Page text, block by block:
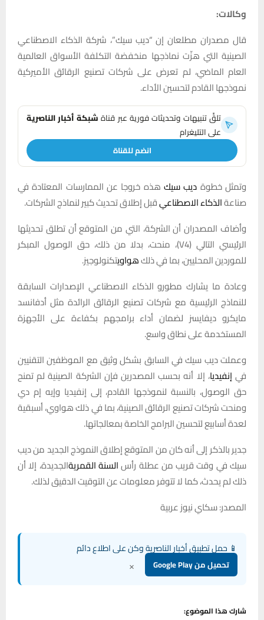
وكالات:
قال مصدران مطلعان إن “ديب سيك”، شركة الذكاء الاصطناعي
الصينية التي هزّت نماذجها ⁠منخفضة التكلفة الأسواق العالمية
العام الماضي، لم تعرض على شركات تصنيع الرقائق الأميركية
نموذجها القادم لتحسين الأداء.
تلقَّ تنبيهات وتحديثات فورية عبر قناةشبكة أخبار الناصرية
على التليغرام
انضم للقناة
وتمثل خطوة ديب سيك هذه خروجا عن الممارسات المعتادة في
صناعةالذكاء الاصطناعيقبل إطلاق تحديث كبير لنماذج الشركات.
وأضاف ‌المصدران أن الشركة، التي من المتوقع أن تطلق تحديثها
الرئيسي التالي (V4)، منحت، ‌بدلا من ذلك، حق الوصول المبكر
للموردين المحليين، بما في ذلكهواويتكنولوجيز.
وعادة ما يشارك مطورو الذكاء الاصطناعي الإصدارات السابقة
للنماذج الرئيسية ‌مع شركات تصنيع الرقائق ‌الرائدة ⁠مثل أدفانسد
مايكرو ديفايسز لضمان أداء برامجهم بكفاءة على الأجهزة
المستخدمة على نطاق واسع.
وعملت ديب سيك ⁠في السابق ‌بشكل وثيق مع الموظفين التقنيين
في إنفيديا، إلا أنه بحسب المصدرين فإن الشركة الصينية ⁠لم تمنح
حق الوصول، بالنسبة لنموذجها القادم، إلى إنفيديا وإيه إم دي
ومنحت شركات ⁠تصنيع الرقائق الصينية، بما في ذلك هواوي، أسبقية
لعدة أسابيع لتحسين البرامج الخاصة بمعالجاتها.
جدير بالذكر إلى أنه كان من المتوقع إطلاق النموذج الجديد من ديب
سيك في وقت قريب من عطلة رأسالسنة القمريةالجديدة، إلا أن
ذلك لم يحدث، كما لا تتوفر معلومات عن التوقيت الدقيق لذلك.
المصدر: سكاي نيوز عربية
📱 حمل تطبيق أخبار الناصرية وكن على اطلاع دائم
تحميل من Google Play ×
شارك هذا الموضوع: